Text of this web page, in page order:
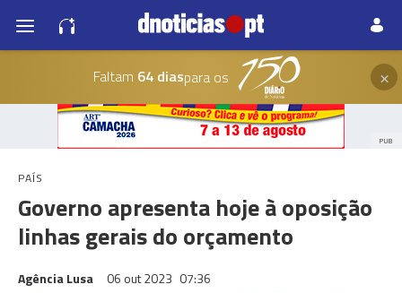
Faltam 64 diaspara os ×
PUB
PAÍS
Governo apresenta hoje à oposição
linhas gerais do orçamento
Agência Lusa 06 out 2023 07:36